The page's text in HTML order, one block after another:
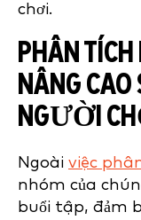
chơi.
PHÂN
NÂNG
NGƯỜI
Ngoài việc
nhóm của
buổi tập, đảm